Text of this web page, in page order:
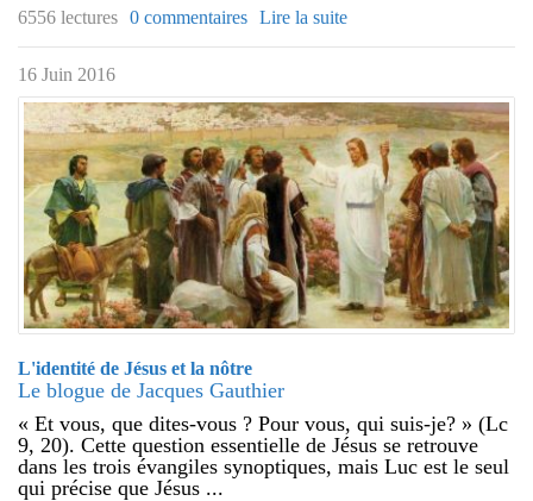
6556 lectures 0 commentaires Lire la suite
16 Juin 2016
L'identité de Jésus et la nôtre
Le blogue de Jacques Gauthier
« Et vous, que dites-vous ? Pour vous, qui suis-je? » (Lc
9, 20). Cette question essentielle de Jésus se retrouve
dans les trois évangiles synoptiques, mais Luc est le seul
qui précise que Jésus ...